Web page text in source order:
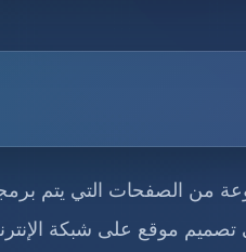
من الصفحات التي يتم
موقع على شبكة